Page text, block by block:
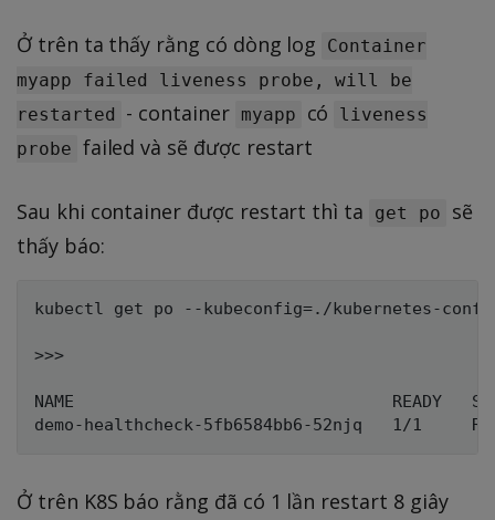
Ở trên ta thấy rằng có dòng log
Container
myapp failed liveness probe, will be
restarted
- container myapp có
liveness
probe failed và sẽ được restart
Sau khi container được restart thì ta get po
sẽ
thấy báo:
kubectl get po --kubeconfig=./kubernetes-
>>>
NAME                                READY
Ở trên K8S báo rằng đã có 1 lần restart 8 giây